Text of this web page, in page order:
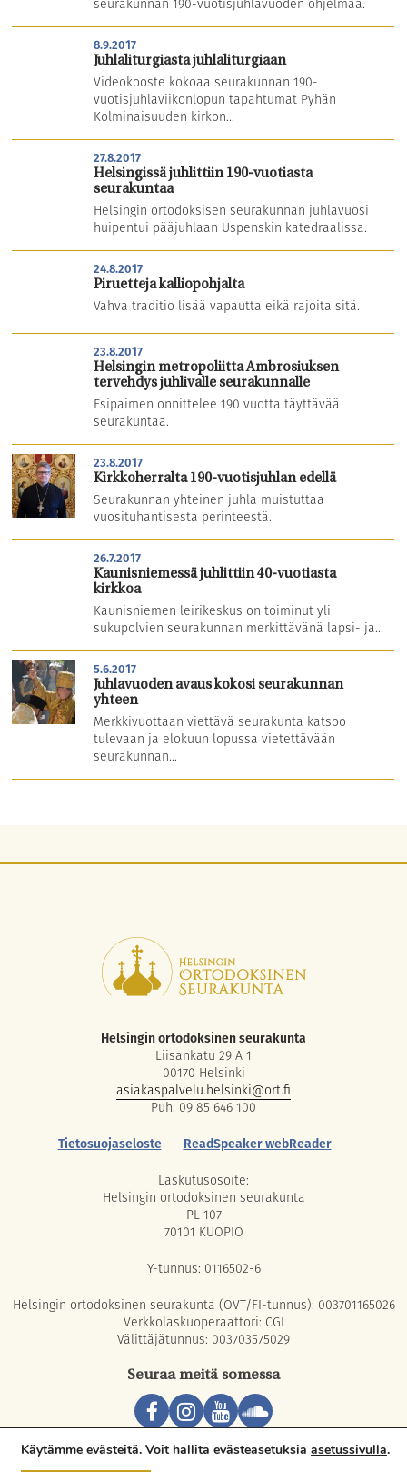
seurakunnan 190-vuotisjuhlavuoden ohjelmaa.
8.9.2017
Juhlaliturgiasta juhlaliturgiaan
Videokooste kokoaa seurakunnan 190-
vuotisjuhlaviikonlopun tapahtumat Pyhän
Kolminaisuuden kirkon...
27.8.2017
Helsingissä juhlittiin 190-vuotiasta
seurakuntaa
Helsingin ortodoksisen seurakunnan juhlavuosi
huipentui pääjuhlaan Uspenskin katedraalissa.
24.8.2017
Piruetteja kalliopohjalta
Vahva traditio lisää vapautta eikä rajoita sitä.
23.8.2017
Helsingin metropoliitta Ambrosiuksen
tervehdys juhlivalle seurakunnalle
Esipaimen onnittelee 190 vuotta täyttävää
seurakuntaa.
23.8.2017
Kirkkoherralta 190-vuotisjuhlan edellä
Seurakunnan yhteinen juhla muistuttaa
vuosituhantisesta perinteestä.
26.7.2017
Kaunisniemessä juhlittiin 40-vuotiasta
kirkkoa
Kaunisniemen leirikeskus on toiminut yli
sukupolvien seurakunnan merkittävänä lapsi- ja...
5.6.2017
Juhlavuoden avaus kokosi seurakunnan
yhteen
Merkkivuottaan viettävä seurakunta katsoo
tulevaan ja elokuun lopussa vietettävään
seurakunnan...
Helsingin ortodoksinen seurakunta
Liisankatu 29 A 1
00170 Helsinki
asiakaspalvelu.helsinki@ort.fi
Puh. 09 85 646 100
Tietosuojaseloste
ReadSpeaker webReader
Laskutusosoite:
Helsingin ortodoksinen seurakunta
PL 107
70101 KUOPIO
Y-tunnus: 0116502-6
Helsingin ortodoksinen seurakunta (OVT/FI-tunnus): 003701165026
Verkkolaskuoperaattori: CGI
Välittäjätunnus: 003703575029
Seuraa meitä somessa
Copyright © 2026 Orthodox Parish of Helsinki. All rights reserved.
Käytämme evästeitä. Voit hallita evästeasetuksia asetussivulla.